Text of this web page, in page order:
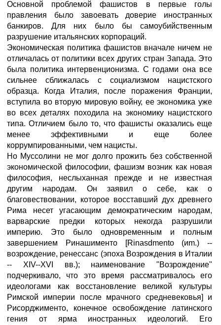
Основной проблемой фашистов в первые голы
правления было завоевать доверие иностранных
банкиров. Для них было бы самоубийственным
разрушение итальянских корпораций.
Экономическая политика фашистов вначале ничем не
отличалась от политики всех других стран Запада. Это
была политика интервенционизма. С годами она все
сильнее сближалась с социализмом нацистского
образца. Когда Италия, после поражения Франции,
вступила во вторую мировую войну, ее экономика уже
во всех деталях походила на экономику нацистского
типа. Отличием было то, что фашисты оказались еще
менее эффективными и еще более
коррумпированными, чем нацисты.
Но Муссолини не мог долго прожить без собственной
экономической философии, фашизм возник как новая
философия, неслыханная прежде и не известная
другим народам. Он заявил о себе, как о
благовествовании, которое восставший дух древнего
Рима несет угасающим демократическим народам,
варварские предки которых некогда разрушили
империю. Это было одновременным и полным
завершением Ринашименто [Rinasdmento (иm.) --
возрождение, ренессанс (эпоха Возрождения в Италии
-- XIV--XVI вв.); наименование "Возрождение"
подчеркивало, что это время рассматривалось его
идеологами как восстановление великой культуры
Римской империи после мрачного средневековья] и
Рисорджименто, конечное освобождение латинского
гения от ярма иностранных идеологий. Его